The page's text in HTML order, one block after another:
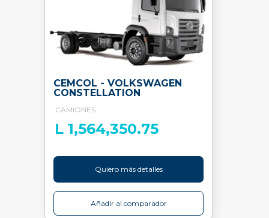
CEMCOL - VOLKSWAGEN
CONSTELLATION
CAMIONES
L 1,564,350.75
Quiero más detalles
Añadir al comparador